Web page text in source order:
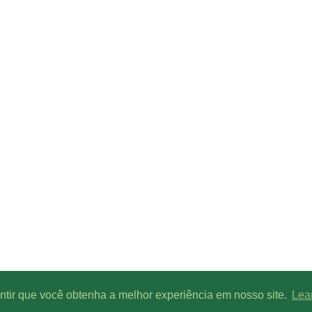
que você obtenha a melhor experiência em nosso site.